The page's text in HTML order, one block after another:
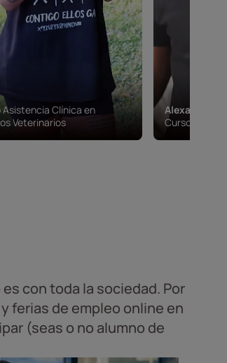
Asistencia Clínica en
Veterinarios
Alexander
Curso
con toda la sociedad. Por
ferias de empleo online en
(seas o no alumno de